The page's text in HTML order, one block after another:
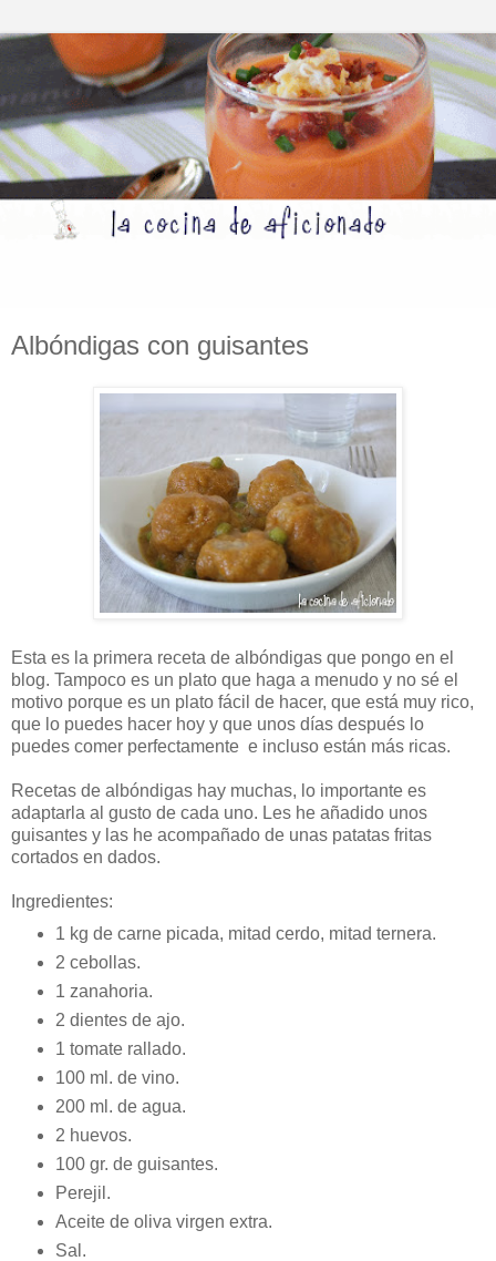
Albóndigas con guisantes
Esta es la primera receta de albóndigas que pongo en el
blog. Tampoco es un plato que haga a menudo y no sé el
motivo porque es un plato fácil de hacer, que está muy rico,
que lo puedes hacer hoy y que unos días después lo
puedes comer perfectamente e incluso están más ricas.
Recetas de albóndigas hay muchas, lo importante es
adaptarla al gusto de cada uno. Les he añadido unos
guisantes y las he acompañado de unas patatas fritas
cortados en dados.
Ingredientes:
1 kg de carne picada, mitad cerdo, mitad ternera.
2 cebollas.
1 zanahoria.
2 dientes de ajo.
1 tomate rallado.
100 ml. de vino.
200 ml. de agua.
2 huevos.
100 gr. de guisantes.
Perejil.
Aceite de oliva virgen extra.
Sal.